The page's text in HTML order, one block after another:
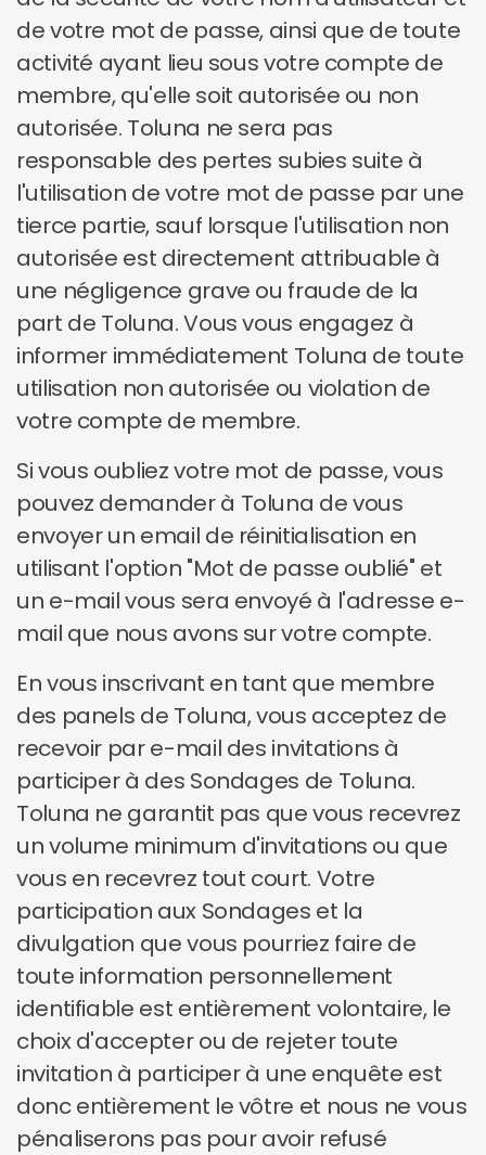
de votre mot de passe, ainsi que de toute
activité ayant lieu sous votre compte de
membre, qu'elle soit autorisée ou non
autorisée. Toluna ne sera pas
responsable des pertes subies suite à
l'utilisation de votre mot de passe par une
tierce partie, sauf lorsque l'utilisation non
autorisée est directement attribuable à
une négligence grave ou fraude de la
part de Toluna. Vous vous engagez à
informer immédiatement Toluna de toute
utilisation non autorisée ou violation de
votre compte de membre.
Si vous oubliez votre mot de passe, vous
pouvez demander à Toluna de vous
envoyer un email de réinitialisation en
utilisant l'option "Mot de passe oublié" et
un e-mail vous sera envoyé à l'adresse e-
mail que nous avons sur votre compte.
En vous inscrivant en tant que membre
des panels de Toluna, vous acceptez de
recevoir par e-mail des invitations à
participer à des Sondages de Toluna.
Toluna ne garantit pas que vous recevrez
un volume minimum d'invitations ou que
vous en recevrez tout court. Votre
participation aux Sondages et la
divulgation que vous pourriez faire de
toute information personnellement
identifiable est entièrement volontaire, le
choix d'accepter ou de rejeter toute
invitation à participer à une enquête est
donc entièrement le vôtre et nous ne vous
pénaliserons pas pour avoir refusé